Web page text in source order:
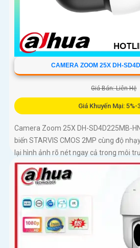
CAMERA ZOOM 25X DH-
Giá Bán: Liên Hệ
Giá Khuyến Mại: 5%-
Camera Zoom 25X DH-SD4D225MB-
biến STARVIS CMOS 2MP cùng độ
lại hình ảnh rõ nét ngay cả trong môi
zoom quang học 25X kết hợp chiếu
tầm xa hồng ngoại 100m và LED ấm
quét linh hoạt cùng chuẩn chống nước
định ngoài trời